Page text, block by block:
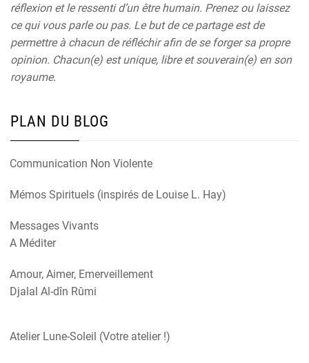
réflexion et le ressenti d’un être humain. Prenez ou laissez
ce qui vous parle ou pas. Le but de ce partage est de
permettre à chacun de réfléchir afin de se forger sa propre
opinion. Chacun(e) est unique, libre et souverain(e) en son
royaume.
PLAN DU BLOG
Communication Non Violente
Mémos Spirituels (inspirés de Louise L. Hay)
Messages Vivants
A Méditer
Amour, Aimer, Emerveillement
Djalal Al-dîn Rûmi
Atelier Lune-Soleil (Votre atelier !)